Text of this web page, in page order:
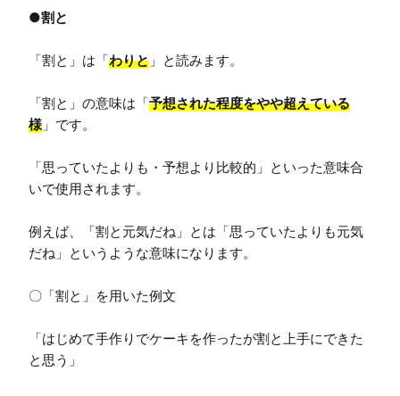
●割と
「割と」は「わりと 」と読みます。
「割と」の意味は「予想された程度をやや超えている
様 」です。
「思っていたよりも・予想より比較的」といった意味合
いで使用されます。
例えば、「割と元気だね」とは「思っていたよりも元気
だね」というような意味になります。
〇「割と」を用いた例文
「はじめて手作りでケーキを作ったが割と上手にできた
と思う」